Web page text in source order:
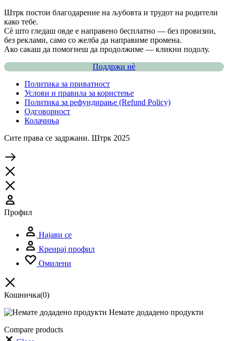
Штрк постои благодарение на љубовта и трудот на родители
како тебе.
Сè што гледаш овде е направено бесплатно — без провизии,
без реклами, само со желба да направиме промена.
Ако сакаш да помогнеш да продолжиме — кликни подолу.
Поддржи нѐ
Политика за приватност
Услови и правила за користење
Политика за рефундирање (Refund Policy)
Одговорност
Колачиња
Сите права се задржани. Штрк 2025
Профил
Најави се
Креирај профил
Омилени
Кошничка(0)
Немате додадено продукти
Compare products